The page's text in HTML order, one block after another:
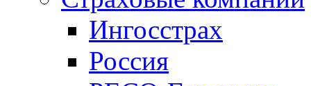
Ингосстрах
Россия